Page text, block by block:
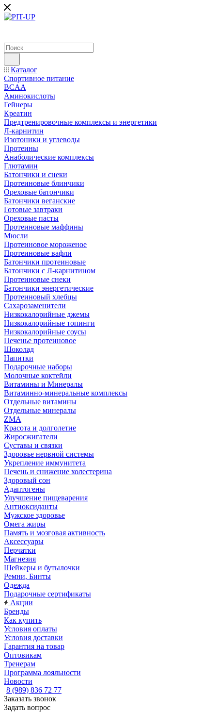
Каталог
Спортивное питание
BCAA
Аминокислоты
Гейнеры
Креатин
Предтренировочные комплексы и энергетики
Л-карнитин
Изотоники и углеводы
Протеины
Анаболические комплексы
Глютамин
Батончики и снеки
Протеиновые блинчики
Ореховые батончики
Батончики веганские
Готовые завтраки
Ореховые пасты
Протеиновые маффины
Мюсли
Протеиновое мороженое
Протеиновые вафли
Батончики протеиновые
Батончики с Л-карнитином
Протеиновые снеки
Батончики энергетические
Протеиновый хлебцы
Сахарозаменители
Низкокалорийные джемы
Низкокалорийные топинги
Низкокалорийные соусы
Печенье протеиновое
Шоколад
Напитки
Подарочные наборы
Молочные коктейли
Витамины и Минералы
Витаминно-минеральные комплексы
Отдельные витамины
Отдельные минералы
ZMA
Красота и долголетие
Жиросжигатели
Суставы и связки
Здоровье нервной системы
Укрепление иммунитета
Печень и снижение холестерина
Здоровый сон
Адаптогены
Улучшение пищеварения
Антиоксиданты
Мужское здоровье
Омега жиры
Память и мозговая активность
Аксессуары
Перчатки
Магнезия
Шейкеры и бутылочки
Ремни, Бинты
Одежда
Подарочные сертификаты
Акции
Бренды
Как купить
Условия оплаты
Условия доставки
Гарантия на товар
Оптовикам
Тренерам
Программа лояльности
Новости
8 (989) 836 72 77
Заказать звонок
Задать вопрос